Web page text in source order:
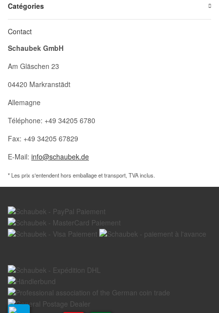
Catégories
Contact
Schaubek GmbH
Am Gläschen 23
04420 Markranstädt
Allemagne
Téléphone: +49 34205 6780
Fax: +49 34205 67829
E-Mail: info@schaubek.de
* Les prix s'entendent hors emballage et transport, TVA inclus.